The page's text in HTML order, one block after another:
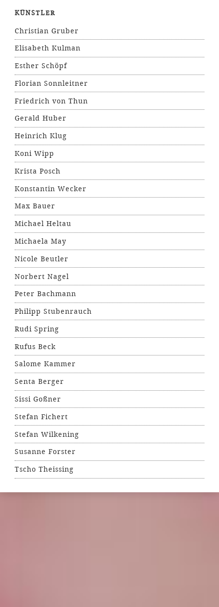
KÜNSTLER
Christian Gruber
Elisabeth Kulman
Esther Schöpf
Florian Sonnleitner
Friedrich von Thun
Gerald Huber
Heinrich Klug
Koni Wipp
Krista Posch
Konstantin Wecker
Max Bauer
Michael Heltau
Michaela May
Nicole Beutler
Norbert Nagel
Peter Bachmann
Philipp Stubenrauch
Rudi Spring
Rufus Beck
Salome Kammer
Senta Berger
Sissi Goßner
Stefan Fichert
Stefan Wilkening
Susanne Forster
Tscho Theissing